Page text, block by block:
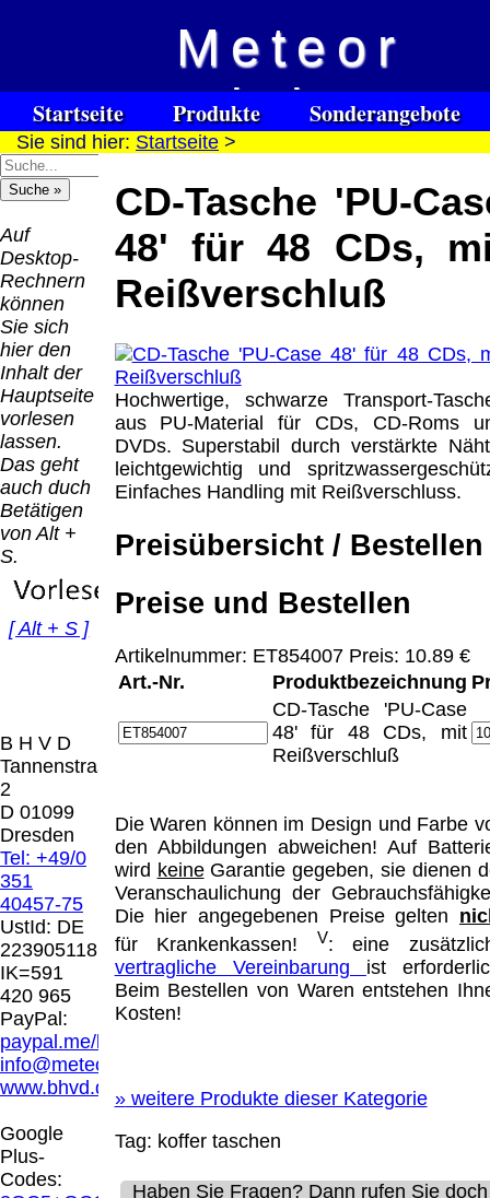
Meteor
Vision
Spezialuhrenspecial
watches
/ deafblind / sourdes et aveugles
Startseite Produkte
Sonderangebote
Kontakt
Impressum
Links
Hilfsmittel
Warenkorb
Sie sind hier: Startseite >
Auf
Desktop-
Rechnern
können
Sie sich
hier den
Inhalt der
Hauptseite
vorlesen
lassen.
Das geht
auch duch
Betätigen
von Alt +
S.
[ Alt + S ]
B H V D
Tannenstrasse
2
D 01099
Dresden
Tel: +49/0
351
40457-75
UstId: DE
223905118
IK=591
420 965
PayPal:
paypal.me/blindenhilfsmittel
info@meteor.vision
www.bhvd.de
Google
Plus-
Codes:
CD-Tasche 'PU-
48' für 48 CDs,
Reißverschluß
Hochwertige, schwarze Transport-
aus PU-Material für CDs, CD-Roms
DVDs. Superstabil durch verstärkte
leichtgewichtig und
Einfaches Handling mit Reißverschluss.
Preisübersicht / Bestellen
Preise und Bestellen
Artikelnummer: ET854007 Preis: 10.89 €
Art.-Nr.
Produktbezeichnung
CD-Tasche 'PU-Case
48' für 48 CDs, mit
Reißverschluß
Die Waren können im Design und Farbe
den Abbildungen abweichen! Auf
wird keineGarantie gegeben, sie dienen
Veranschaulichung der
Die hier angegebenen Preise gelten
für Krankenkassen!
V: eine
vertragliche Vereinbarung ist
Beim Bestellen von Waren entstehen
Kosten!
»weitere Produkte dieser Kategorie
Tag: koffertaschen
Haben Sie Fragen? Dann rufen Sie doch
QR
Code:
Versandkosten DHL
Standard bis 5kg
Deutschland
8.95 €
Deutschland
Vorkasse: 6.95
€
Deutschland
PayPal: 6.95 €
Schweiz)
Vorkasse:
20.00 €
EU (inkl.
Schweiz)
PayPal: 20.00
€
Der Versand erfolgt
als versichertes
Selbstabholung
von
Ausstellungen:
Software
Download only
Deutschland
0.00 €
Deutschland
PayPal:
0.00 €
EU (inkl.
Schweiz)
0.00 €
Schweiz)
PayPal:
0.00 €
Bei dieser
erhalten Sie per
Email z.B. einen
und die
Lieferschein. Sie
erhalten also
Datenträger.
Die in diesem Dokument genannten
Warenzeichen sind Eigentum der jeweiligen
Firmen. Preisänderungen, Irrtümer und
technische Änderungen vorbehalten.
letzte Änderung: 14. September 2025 Blinden
Hilfsmittel Vertrieb Dresden,
Mit einem Urteil vom 12.05.1998 - 312 O
85/98 - Haftung für Links hat das Landgericht
Hamburg entschieden, dass man durch die
Anbringung eines Links, die Inhalte der
gelinkten Seite ggf. mit zu verantworten hat.
Dieses kann nur dadurch verhindert werden,
dass man sich ausdrücklich von diesen
Inhalten distanziert. Hiermit distanzieren wir
uns ausdrücklich von allen Inhalten, aller
gelinkten Seiten auf unserer Homepage und
machen uns diese Inhalte nicht zu eigen.
Diese Erklärung gilt für alle auf unserer
2026
Wir
[ 4479 ]